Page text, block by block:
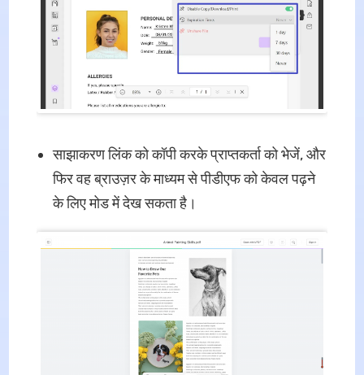
साझाकरण लिंक को कॉपी करके प्राप्तकर्ता को भेजें, और
फिर वह ब्राउज़र के माध्यम से पीडीएफ को केवल पढ़ने
के लिए मोड में देख सकता है।